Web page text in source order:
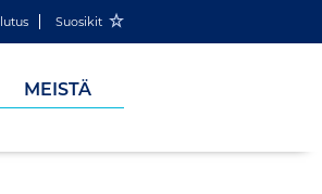
Suosikit
MEISTÄ